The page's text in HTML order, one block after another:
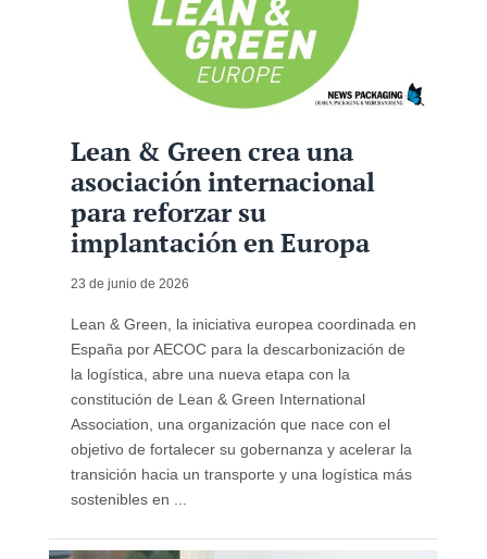
Lean & Green crea una
asociación internacional
para reforzar su
implantación en Europa
23 de junio de 2026
Lean & Green, la iniciativa europea coordinada en
España por AECOC para la descarbonización de
la logística, abre una nueva etapa con la
constitución de Lean & Green International
Association, una organización que nace con el
objetivo de fortalecer su gobernanza y acelerar la
transición hacia un transporte y una logística más
sostenibles en ...